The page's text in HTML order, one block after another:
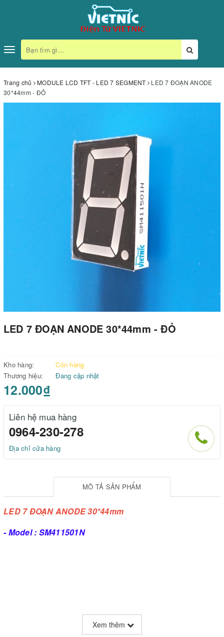
Toggle
navigation
Trang chủ MODULE LCD TFT - LED 7 SEGMENT
LED 7 ĐOẠN ANODE
30*44mm - ĐỎ
LED 7 ĐOẠN ANODE 30*44mm - ĐỎ
Kho hàng:
Còn hàng
Thương hiệu:
Đang cập nhật
12.000₫
Liên hệ mua hàng
0964-230-278
Địa chỉ cửa hàng
MÔ TẢ SẢN PHẨM
LED 7 ĐOẠN ANODE 30*44mm
- Model : SM411501N
Xem thêm